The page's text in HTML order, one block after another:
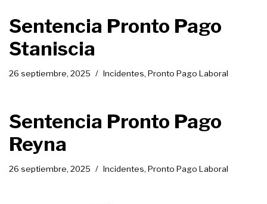
Sentencia Pronto Pago
Staniscia
26 septiembre, 2025 Incidentes, Pronto Pago Laboral
Sentencia Pronto Pago
Reyna
26 septiembre, 2025 Incidentes, Pronto Pago Laboral